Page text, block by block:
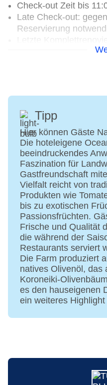
Check-out Zeit bis
Late Check-out:
Reservierung
Rezeption: täglich 24
Pools: 2
Pool: ohne Gebühr,
ohne Gebühr,
Relaxpool: ohne
Liegen: ohne Gebühr,
Gebühr
Whirlpool: gegen
Wellnessbereich
Badetücher: ohne
Souvenirshop,
Internet: WLAN/WiFi,
(Anlage): ohne Gebühr
Wäscheservice:
Zahlungsarten: TUI
American Express,
Haustiere nicht erlaubt
Parkmöglichkeiten:
Verfügbarkeit),
überdacht
Gebäudeanzahl: 4,
Tipp
Hier können Gäste
Die hoteleigene
beeindruckendes
Faszination für
Gastfreundschaft
Vielfalt reicht von
Produkten wie
bis zu exotischen
Passionsfrüchten.
Frische und Qualität
die während der
Restaurants serviert
Die Farm produziert
natives Olivenöl, das
Koroneiki-
es den hauseigenen
ein weiteres